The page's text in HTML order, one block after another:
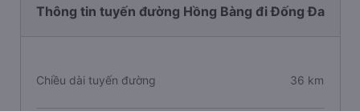
Thông tin tuyến đường Hồng Bàng đi Đống Đa
Chiều dài tuyến đường 36 km